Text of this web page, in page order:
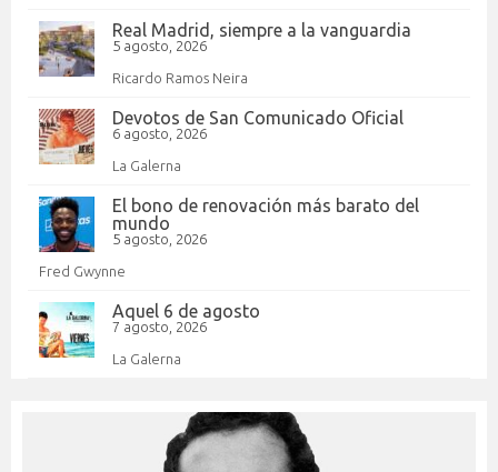
Real Madrid, siempre a la vanguardia
5 agosto, 2026
Ricardo Ramos Neira
Devotos de San Comunicado Oficial
6 agosto, 2026
La Galerna
El bono de renovación más barato del
mundo
5 agosto, 2026
Fred Gwynne
Aquel 6 de agosto
7 agosto, 2026
La Galerna